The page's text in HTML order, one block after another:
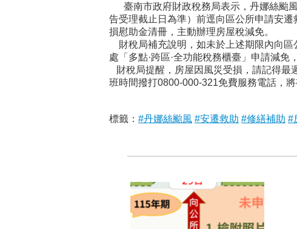
臺南市政府財政稅務局表示，丹娜絲颱
告受理截止日為準）前逕向區公所申請安
損慰助金清冊，主動辦理房屋稅減免。
財稅局補充說明，如未於上述期限內向區
處「多點·跨區·全功能稅務櫃臺」申請減
財稅局提醒，房屋因風災受損，請記得最
班時間撥打0800-000-321免費服務電話，將
標籤： #丹娜絲颱風 #安遷救助 #修繕補助 #